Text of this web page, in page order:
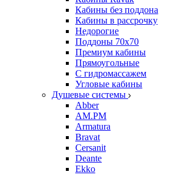
Кабины без поддона
Кабины в рассрочку
Недорогие
Поддоны 70x70
Премиум кабины
Прямоугольные
С гидромассажем
Угловые кабины
Душевые системы
Abber
AM.PM
Armatura
Bravat
Cersanit
Deante
Ekko